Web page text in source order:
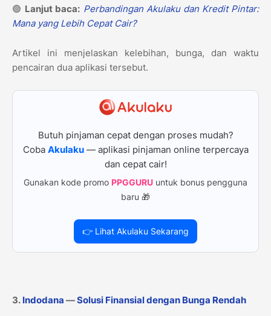
🟢 Lanjut baca: Perbandingan Akulaku dan Kredit Pintar:
Mana yang Lebih Cepat Cair?
Artikel ini menjelaskan kelebihan, bunga, dan waktu
pencairan dua aplikasi tersebut.
Butuh pinjaman cepat dengan proses mudah?
Coba Akulaku— aplikasi pinjaman online terpercaya
dan cepat cair!
Gunakan kode promo PPGGURU untuk bonus pengguna
baru 🎁
👉 Lihat Akulaku Sekarang
3. Indodana —Solusi Finansial dengan Bunga Rendah